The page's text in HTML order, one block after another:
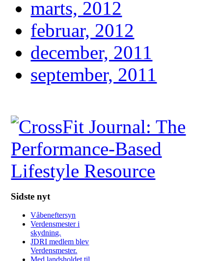
marts, 2012
februar, 2012
december, 2011
september, 2011
Sidste nyt
Våbeneftersyn
Verdensmester i
skydning.
JDRI medlem blev
Verdensmester.